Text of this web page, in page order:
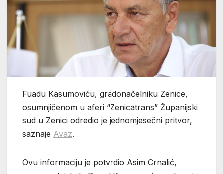
Fuadu Kasumoviću, gradonačelniku Zenice,
osumnjičenom u aferi “Zenicatrans” Županijski
sud u Zenici odredio je jednomjesečni pritvor,
saznaje Avaz.
Ovu informaciju je potvrdio Asim Crnalić,